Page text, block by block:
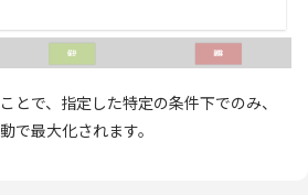
とで、指定した特定の条件下でのみ、
で最大化されます。